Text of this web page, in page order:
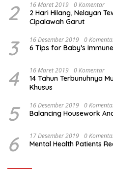
2 16 Maret 2019 0 Komentar
2 Hari Hilang, Nelayan
Cipalawah Garut
3 16 Desember 2019 0
6 Tips for Baby’s
4 16 Maret 2019 0 Komentar
14 Tahun Terbunuhnya
Khusus
5 16 Desember 2019 0
Balancing Housework
6 17 Desember 2019 0
Mental Health Patients